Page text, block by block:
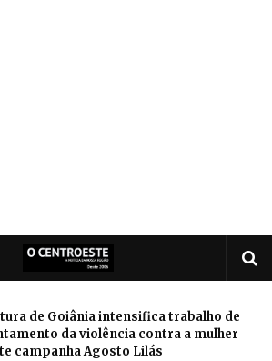
de Goiânia intensifica trabalho de
da violência contra a mulher
campanha Agosto Lilás